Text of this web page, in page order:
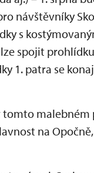
návštěvníky
s
spojit
1. patra se
tomto
na